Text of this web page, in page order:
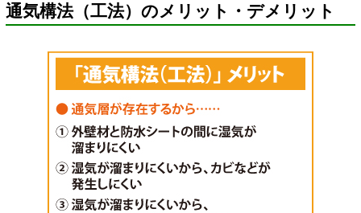
通気構法（工法）のメリット・デメリット